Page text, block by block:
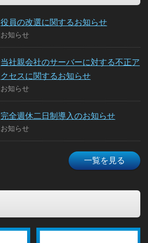
役員の改選に関するお知らせ
お知らせ
当社親会社のサーバーに対する不正ア
クセスに関するお知らせ
お知らせ
完全週休二日制導入のお知らせ
お知らせ
一覧を見る